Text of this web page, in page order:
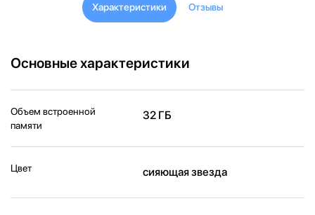
Характеристики Отзывы
Основные характеристики
Объем встроенной
памяти
32 ГБ
Цвет сияющая звезда